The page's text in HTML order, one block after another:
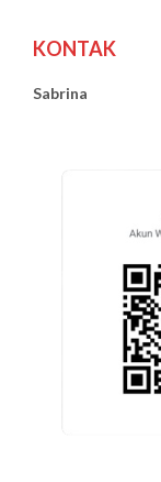
KONTAK
Sabrina